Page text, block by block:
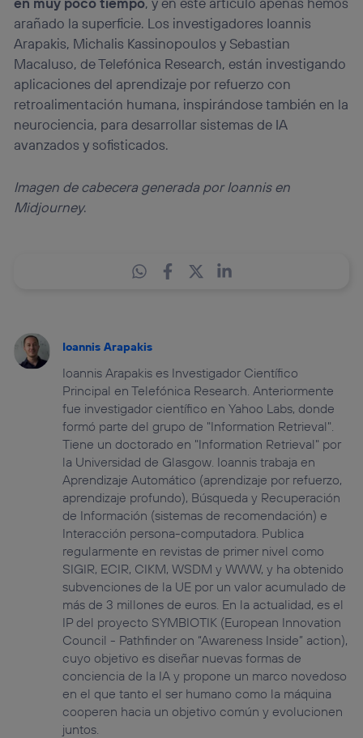
arañado la superficie. Los investigadores Ioannis
Arapakis, Michalis Kassinopoulos y Sebastian
Macaluso, de Telefónica Research, están investigando
aplicaciones del aprendizaje por refuerzo con
retroalimentación humana, inspirándose también en la
neurociencia, para desarrollar sistemas de IA
avanzados y sofisticados.
Imagen de cabecera generada por Ioannis en
Midjourney.
Ioannis Arapakis
Ioannis Arapakis es Investigador Científico
Principal en Telefónica Research. Anteriormente
fue investigador científico en Yahoo Labs, donde
formó parte del grupo de "Information Retrieval".
Tiene un doctorado en "Information Retrieval" por
la Universidad de Glasgow. Ioannis trabaja en
Aprendizaje Automático (aprendizaje por refuerzo,
aprendizaje profundo), Búsqueda y Recuperación
de Información (sistemas de recomendación) e
Interacción persona-computadora. Publica
regularmente en revistas de primer nivel como
SIGIR, ECIR, CIKM, WSDM y WWW, y ha obtenido
subvenciones de la UE por un valor acumulado de
más de 3 millones de euros. En la actualidad, es el
IP del proyecto SYMBIOTIK (European Innovation
Council - Pathfinder on “Awareness Inside” action),
cuyo objetivo es diseñar nuevas formas de
conciencia de la IA y propone un marco novedoso
en el que tanto el ser humano como la máquina
cooperen hacia un objetivo común y evolucionen
juntos.